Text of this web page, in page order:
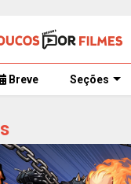
Breve Seções